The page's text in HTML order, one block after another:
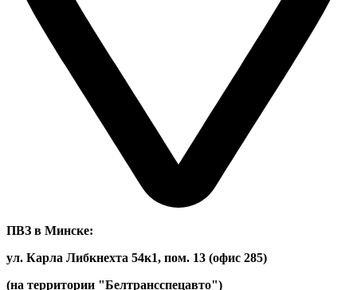
ПВЗ в Минске:
ул. Карла Либкнехта 54к1, пом. 13 (офис 285)
(на территории "Белтрансспецавто")